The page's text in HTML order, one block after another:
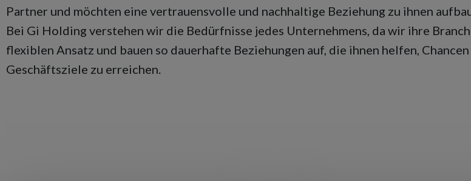
Partner und möchten eine vertrauensvolle und nachhaltige Beziehung zu ihnen
Bei Gi Holding verstehen wir die Bedürfnisse jedes Unternehmens, da wir ihre
flexiblen Ansatz und bauen so dauerhafte Beziehungen auf, die ihnen helfen,
Geschäftsziele zu erreichen.